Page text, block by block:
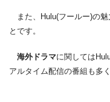
また、Hulu(フールー)の魅
とです。
海外ドラマに関しては
アルタイム配信の番組も多